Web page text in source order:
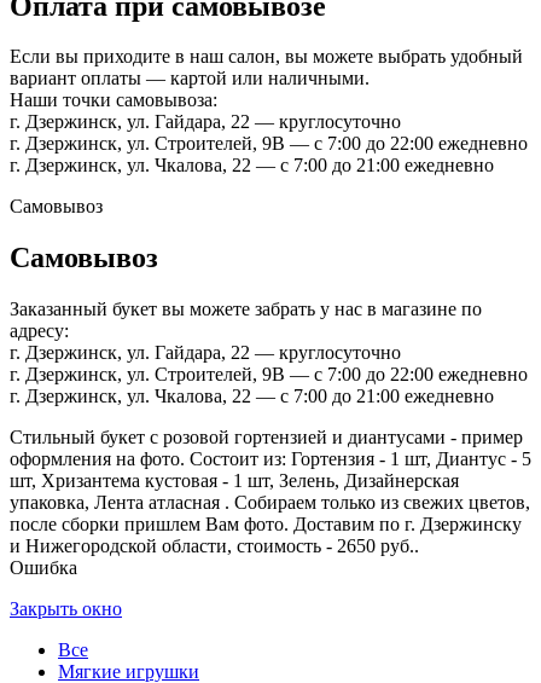
Если вы приходите в наш салон, вы можете выбрать удобный
вариант оплаты — картой или наличными.
Наши точки самовывоза:
г. Дзержинск, ул. Гайдара, 22 — круглосуточно
г. Дзержинск, ул. Строителей, 9В — с 7:00 до 22:00 ежедневно
г. Дзержинск, ул. Чкалова, 22 — с 7:00 до 21:00 ежедневно
Самовывоз
Самовывоз
Заказанный букет вы можете забрать у нас в магазине по
адресу:
г. Дзержинск, ул. Гайдара, 22 — круглосуточно
г. Дзержинск, ул. Строителей, 9В — с 7:00 до 22:00 ежедневно
г. Дзержинск, ул. Чкалова, 22 — с 7:00 до 21:00 ежедневно
Стильный букет с розовой гортензией и диантусами - пример
оформления на фото. Состоит из: Гортензия - 1 шт, Диантус - 5
шт, Хризантема кустовая - 1 шт, Зелень, Дизайнерская
упаковка, Лента атласная . Собираем только из свежих цветов,
после сборки пришлем Вам фото. Доставим по г. Дзержинску
и Нижегородской области, стоимость - 2650 руб..
Ошибка
Закрыть окно
Все
Мягкие игрушки